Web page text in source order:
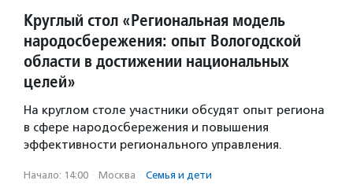
Круглый стол «Региональная модель
народосбережения: опыт Вологодской
области в достижении национальных
целей»
На круглом столе участники обсудят опыт региона
в сфере народосбережения и повышения
эффективности регионального управления.
Начало: 14:00 · Москва · Семья и дети